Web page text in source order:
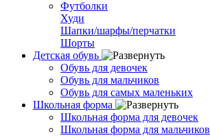
Футболки
Худи
Шапки/шарфы/перчатки
Шорты
Детская обувь
Обувь для девочек
Обувь для мальчиков
Обувь для самых маленьких
Школьная форма
Школьная форма для девочек
Школьная форма для мальчиков